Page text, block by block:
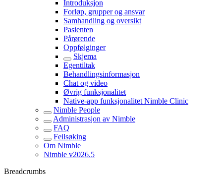
Introduksjon
Forløp, grupper og ansvar
Samhandling og oversikt
Pasienten
Pårørende
Oppfølginger
Skjema
Egentiltak
Behandlingsinformasjon
Chat og video
Øvrig funksjonalitet
Native-app funksjonalitet Nimble Clinic
Nimble People
Administrasjon av Nimble
FAQ
Feilsøking
Om Nimble
Nimble v2026.5
Breadcrumbs